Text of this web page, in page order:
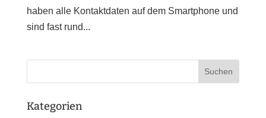
haben alle Kontaktdaten auf dem Smartphone und
sind fast rund...
Kategorien